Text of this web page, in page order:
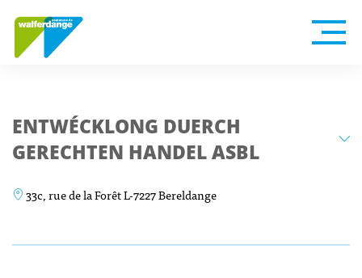
ENTWÉCKLONG DUERCH
GERECHTEN HANDEL ASBL
33c, rue de la Forêt L-7227 Bereldange